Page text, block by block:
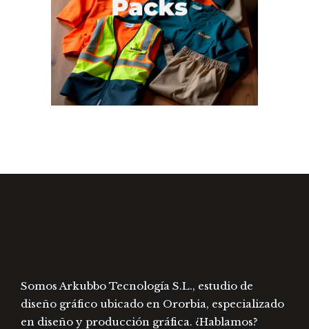
Work. Packs
Somos Arkubbo Tecnología S.L., estudio de
diseño gráfico ubicado en Ororbia, especializado
en diseño y producción gráfica. ¿Hablamos?